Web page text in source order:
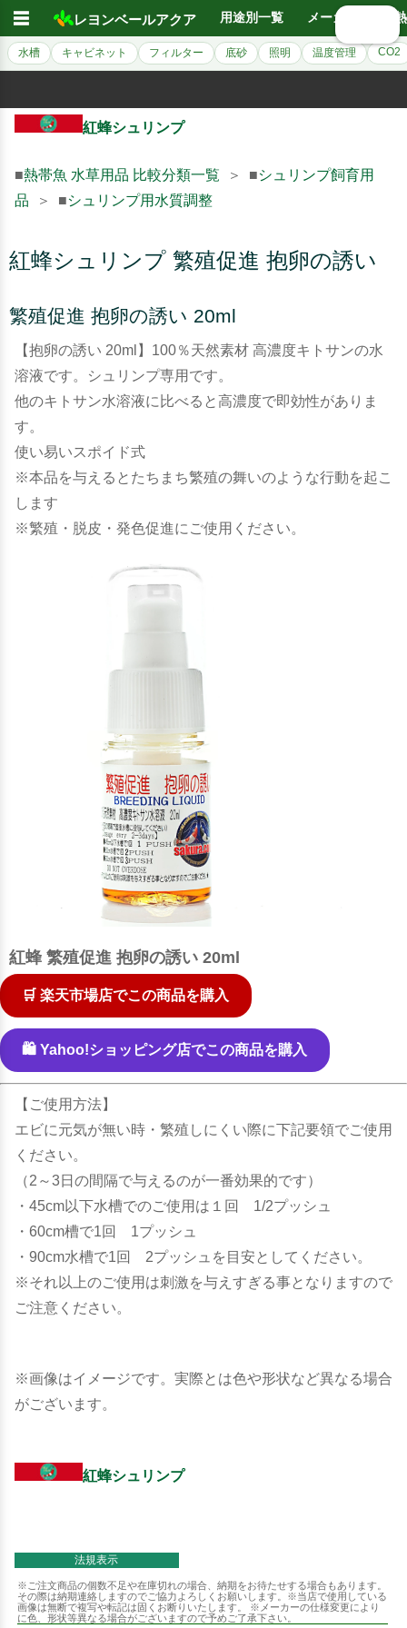
☰ レヨンベールアクア 用途別一覧 メーカー別
水槽 キャビネット フィルター 底砂 照明 温度管理 CO2
紅蜂シュリンプ
■熱帯魚 水草用品 比較分類一覧 ＞ ■シュリンプ飼育用
品 ＞ ■シュリンプ用水質調整
紅蜂シュリンプ 繁殖促進 抱卵の誘い
繁殖促進 抱卵の誘い 20ml
【抱卵の誘い 20ml】100％天然素材 高濃度キトサンの水
溶液です。シュリンプ専用です。
他のキトサン水溶液に比べると高濃度で即効性がありま
す。
使い易いスポイド式
※本品を与えるとたちまち繁殖の舞いのような行動を起こ
します
※繁殖・脱皮・発色促進にご使用ください。
紅蜂 繁殖促進 抱卵の誘い 20ml
🛒 楽天市場店でこの商品を購入
🛍️ Yahoo!ショッピング店でこの商品を購入
【ご使用方法】
エビに元気が無い時・繁殖しにくい際に下記要領でご使用
ください。
（2～3日の間隔で与えるのが一番効果的です）
・45cm以下水槽でのご使用は１回 1/2プッシュ
・60cm槽で1回 1プッシュ
・90cm水槽で1回 2プッシュを目安としてください。
※それ以上のご使用は刺激を与えすぎる事となりますので
ご注意ください。
※画像はイメージです。実際とは色や形状など異なる場合
がございます。
紅蜂シュリンプ
法規表示
※ご注文商品の個数不足や在庫切れの場合、納期をお待たせする場合もあります。
その際は納期連絡しますのでご協力よろしくお願いします。※当店で使用している
画像は無断で複写や転記は固くお断りいたします。 ※メーカーの仕様変更により
に色、形状等異なる場合がございますので予めご了承下さい。